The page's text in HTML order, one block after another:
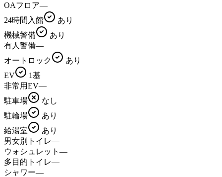
OAフロア—
24時間入館
あり
機械警備
あり
有人警備—
オートロック
あり
EV
1基
非常用EV—
駐車場
なし
駐輪場
あり
給湯室
あり
男女別トイレ—
ウォシュレット —
多目的トイレ—
シャワー—